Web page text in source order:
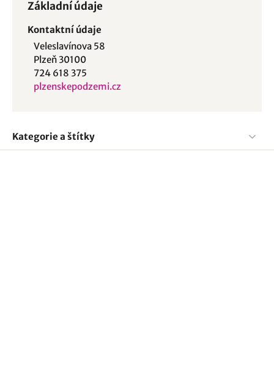
Základní údaje
Kontaktní údaje
Veleslavínova 58
Plzeň 30100
724 618 375
plzenskepodzemi.cz
Kategorie a štítky